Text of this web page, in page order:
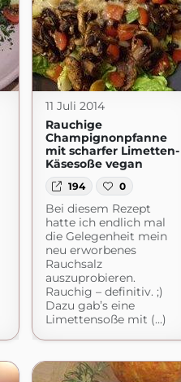
11 Juli 2014
Rauchige
Champignonpfanne
mit scharfer Limetten-
Käsesoße vegan
194 0
Bei diesem Rezept
hatte ich endlich mal
die Gelegenheit mein
neu erworbenes
Rauchsalz
auszuprobieren.
Rauchig – definitiv. ;)
Dazu gab’s eine
Limettensoße mit (...)